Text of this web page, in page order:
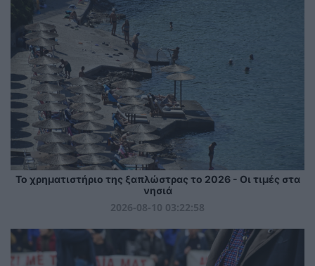
Το χρηματιστήριο της ξαπλώστρας το 2026 - Οι τιμές στα
νησιά
2026-08-10 03:22:58